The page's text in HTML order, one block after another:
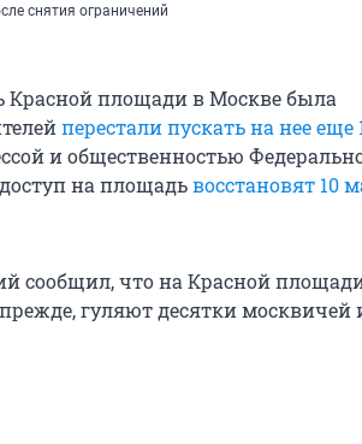
снятия ограничений
Красной площади в Москве была
перестали пускать на нее еще
и общественностью
на площадьвосстановят 10
сообщил, что на Красной
гуляют десятки москвичей